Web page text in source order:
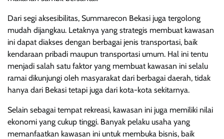
Dari segi aksesibilitas, Summarecon Bekasi juga tergolong
mudah dijangkau. Letaknya yang strategis membuat kawasan
ini dapat diakses dengan berbagai jenis transportasi, baik
kendaraan pribadi maupun transportasi umum. Hal ini tentu
menjadi salah satu faktor yang membuat kawasan ini selalu
ramai dikunjungi oleh masyarakat dari berbagai daerah, tidak
hanya dari Bekasi tetapi juga dari kota-kota sekitarnya.
Selain sebagai tempat rekreasi, kawasan ini juga memiliki nilai
ekonomi yang cukup tinggi. Banyak pelaku usaha yang
memanfaatkan kawasan ini untuk membuka bisnis, baik